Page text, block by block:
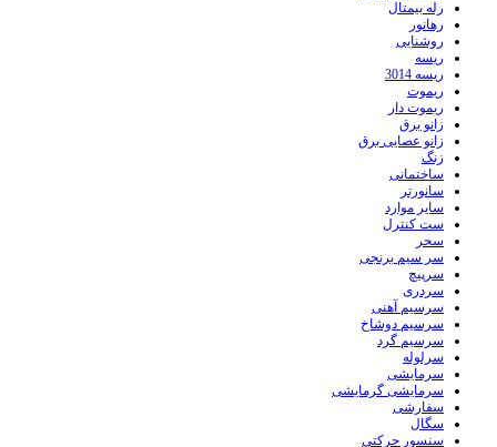
رله بیمتال
رهانور
روشنایی
ریسه
ریسه 3014
ریموت
ریموت دار
زانو برق
زانو عصایی برق
زنگ
ساختمانی
سانورتر
سایر موارد
ست کنترل
سحر
سر سیم برنجی
سرپیچ
سردری
سرسیم آهنی
سرسیم دوشاخ
سرسیم گرد
سرلوله
سرمایشی
سرمایشی گرمایشی
سفارشی
سگال
سنسور حرکتی